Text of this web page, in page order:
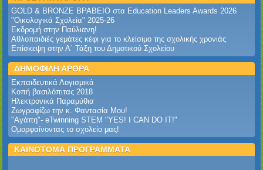
GOLD & BRONZE ΒΡΑΒΕΙΟ στα Education Leaders Awards 2026‎
‎"Οικολογικά Σχολεία" 2025-26‎
Εκδρομή στην Παύλιανη!‎
Αθλοπαιδιές γεμάτες κέφι για το κλείσιμο της σχολικής χρονιάς
Επίσκεψη στην Α΄ Τάξη του Δημοτικού Σχολείου
ΔΗΜΟΦΙΛΗ ΑΡΘΡΑ
Εκπαιδευτικά Λογισμικά
Κοπή βασιλόπιτας 2018
Ηλεκτρονικά Παραμύθια
Ζωγραφίζω την κ. Φαντασία Μου!
"Αγάπη"- eTwinning STEM "YES! I CAN DO IT!"
Ομορφαίνοντας το σχολείο μας!
ΚΑΙΝΟΤΟΜΑ ΠΡΟΓΡΑΜΜΑΤΑ